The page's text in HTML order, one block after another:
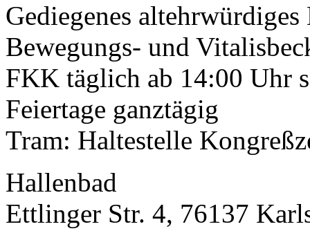
Gediegenes
Bewegungs- und
FKK täglich ab 14:00 Uhr
Feiertage ganztägig
Tram: Haltestelle
Hallenbad
Ettlinger Str. 4, 76137